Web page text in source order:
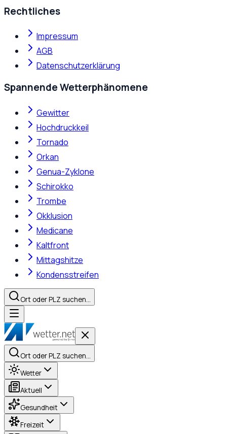
Rechtliches
Impressum
AGB
Datenschutzerklärung
Spannende Wetterphänomene
Gewitter
Hochdruckkeil
Tornado
Orkan
Genua-Zyklone
Schirokko
Trombe
Okklusion
Medicane
Kaltfront
Mittagshitze
Kondensstreifen
Ort oder PLZ suchen…
Ort oder PLZ suchen…
Wetter
Aktuell
Gesundheit
Freizeit